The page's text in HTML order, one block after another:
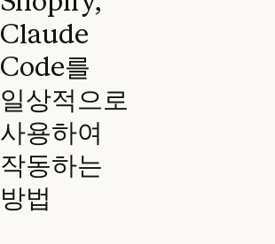
Claude
Code를
일상적으로
사용하여
작동하는
방법